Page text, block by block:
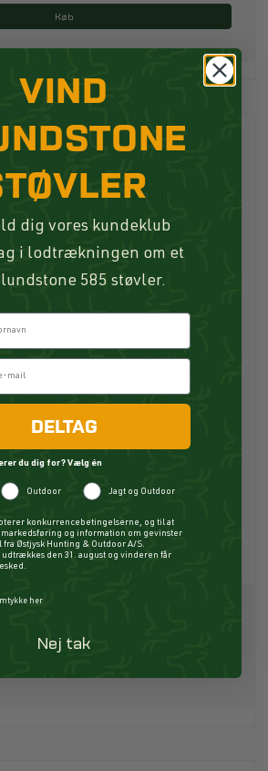
Køb
Læder Emmebi
VIND
dig vores kundeklub
i lodtrækningen om et
585 støvler.
DELTAG
du dig for? Vælg én
Outdoor Jagt og Outdoor
konkurrencebetingelserne, og til at
markedsføring og information om gevinster
fra Østjysk Hunting & Outdoor A/S.
den 31. august og vinderen får
her
Nej tak